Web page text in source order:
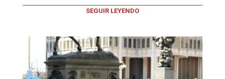
SEGUIR LEYENDO